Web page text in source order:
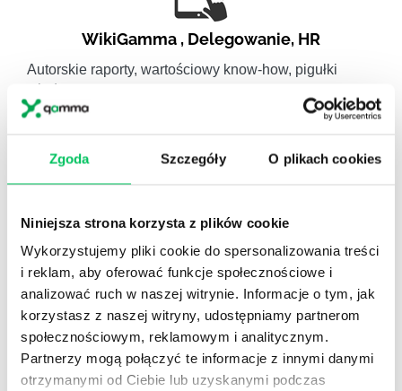
Zgoda Szczegóły O plikach cookies
Niniejsza strona korzysta z plików cookie
Wykorzystujemy pliki cookie do spersonalizowania treści
i reklam, aby oferować funkcje społecznościowe i
analizować ruch w naszej witrynie. Informacje o tym, jak
korzystasz z naszej witryny, udostępniamy partnerom
społecznościowym, reklamowym i analitycznym.
Partnerzy mogą połączyć te informacje z innymi danymi
otrzymanymi od Ciebie lub uzyskanymi podczas
WikiGamma , Delegowanie, HR
Autorskie raporty, wartościowy know-how, pigułki
wiedzy.
obszaru HR.
Artykuły eksperckie